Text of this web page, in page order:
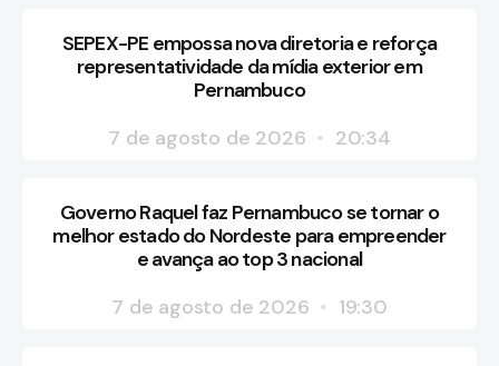
SEPEX-PE empossa nova diretoria e reforça
representatividade da mídia exterior em
Pernambuco
7 de agosto de 2026
20:34
Governo Raquel faz Pernambuco se tornar o
melhor estado do Nordeste para empreender
e avança ao top 3 nacional
7 de agosto de 2026
19:30